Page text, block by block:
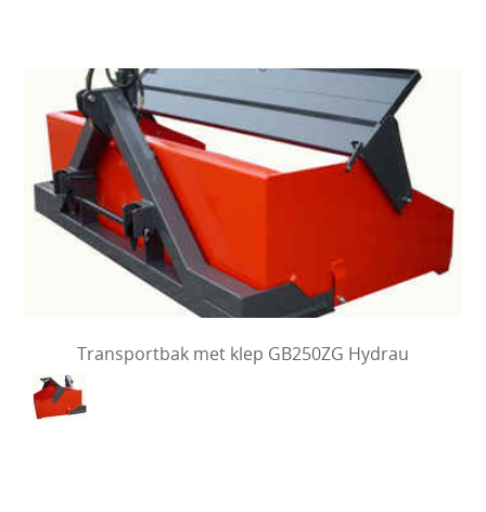
Transportbak met klep GB250ZG Hydrau